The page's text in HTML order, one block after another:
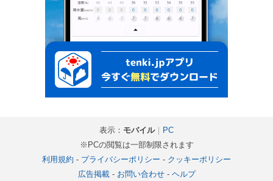
表示： モバイル｜ PC
※PCの閲覧は一部制限されます
利用規約 - プライバシーポリシー - クッキーポリシー
広告掲載- お問い合わせ- ヘルプ